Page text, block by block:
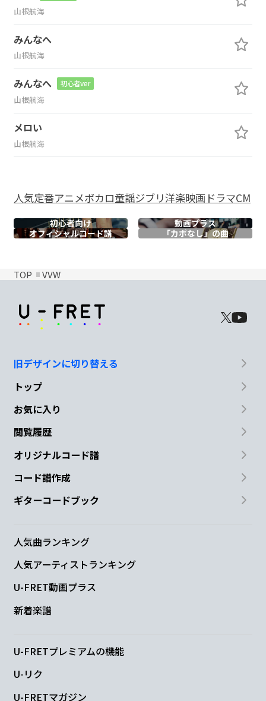
山根航海
みんなへ
山根航海
みんなへ 初心者ver
山根航海
メロい
山根航海
人気定番アニメボカロ童謡ジブリ洋楽映画ドラマCM
初心者向け
動画プラス
オフィシャルコード譜 「カポなし」の曲
TOP VVW
旧デザインに切り替える
トップ
お気に入り
閲覧履歴
オリジナルコード譜
コード譜作成
ギターコードブック
人気曲ランキング
人気アーティストランキング
U-FRET動画プラス
新着楽譜
U-FRETプレミアムの機能
U-リク
U-FRETマガジン